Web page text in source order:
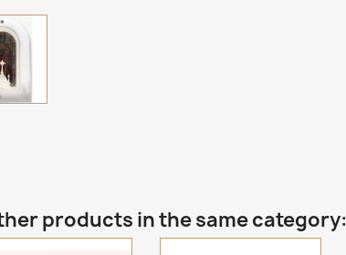
products in the same category: